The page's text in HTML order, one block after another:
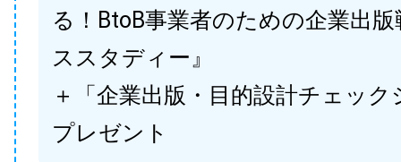
る！BtoB事業者のための企業出
ススタディー』
＋「企業出版・目的設計チェック
プレゼント